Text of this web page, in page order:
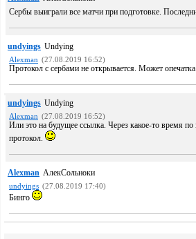
Сербы выиграли все матчи при подготовке.
undyings Undying
Alexman (27.08.2019 16:52)
Протокол с сербами не открывается. Может
undyings Undying
Alexman (27.08.2019 16:52)
Или это на будущее ссылка. Через какое-то время
протокол.
Alexman АлекСольноки
undyings (27.08.2019 17:40)
Бинго